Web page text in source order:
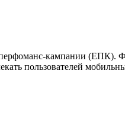
кампании (ЕПК).
пользователей